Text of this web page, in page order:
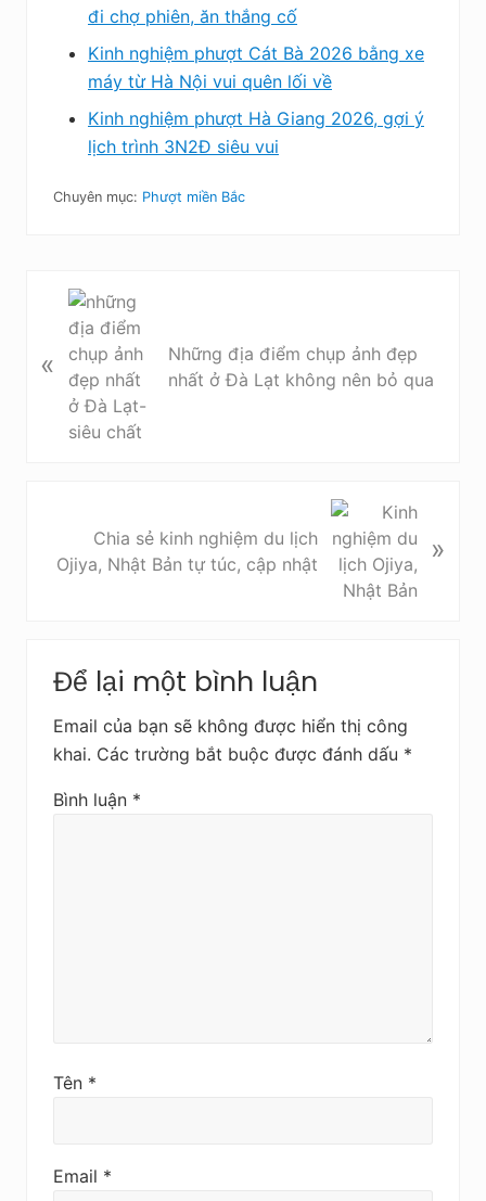
đi chợ phiên, ăn thắng cố
Kinh nghiệm phượt Cát Bà 2026 bằng xe
máy từ Hà Nội vui quên lối về
Kinh nghiệm phượt Hà Giang 2026, gợi ý
lịch trình 3N2Đ siêu vui
Chuyên mục: Phượt miền Bắc
v
«
Những địa điểm chụp ảnh đẹp
nhất ở Đà Lạt không nên bỏ qua
Chia sẻ kinh nghiệm du lịch
Ojiya, Nhật Bản tự túc, cập nhật
»
Reader
Interactions
Để lại một bình luận
Email của bạn sẽ không được hiển thị công
khai. Các trường bắt buộc được đánh dấu *
Bình luận *
Tên *
Email *